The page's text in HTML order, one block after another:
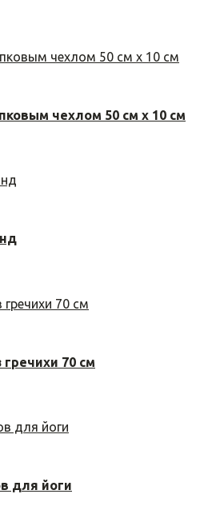
чехлом 50 см х 10 см
70 см
для йоги